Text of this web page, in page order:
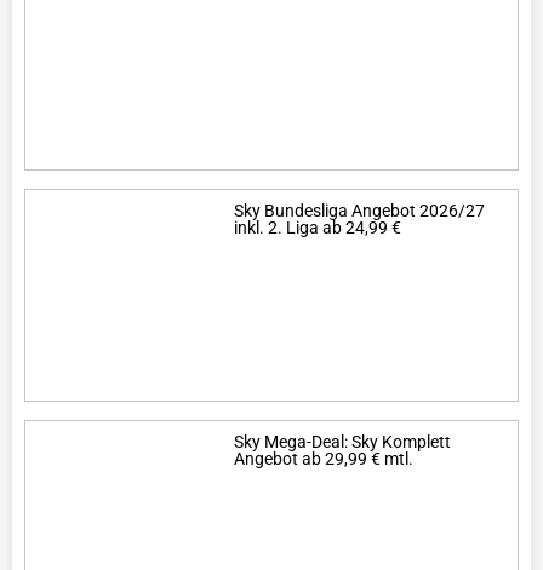
Sky Bundesliga Angebot 2026/27
inkl. 2. Liga ab 24,99 €
Sky Mega-Deal: Sky Komplett
Angebot ab 29,99 € mtl.